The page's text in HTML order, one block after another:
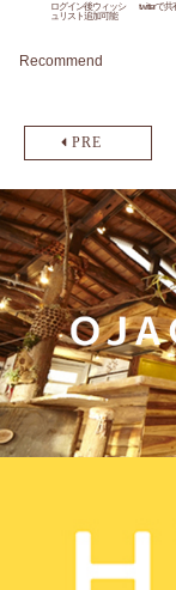
ログイン後ウィッシ
ュリスト追加可能
twitterで共
Recommend